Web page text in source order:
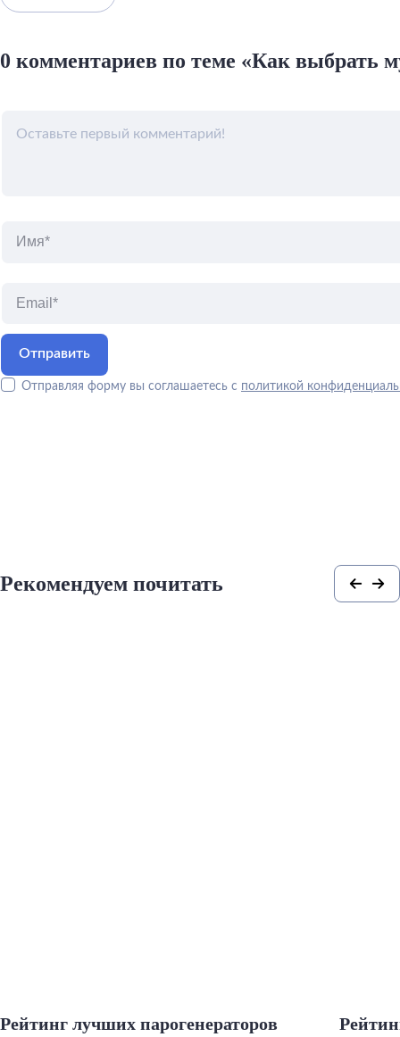
0 комментариев по теме «Как выбрать
Отправляя форму вы соглашаетесь с политикой
Рекомендуем почитать
Рейтинг лучших парогенераторов